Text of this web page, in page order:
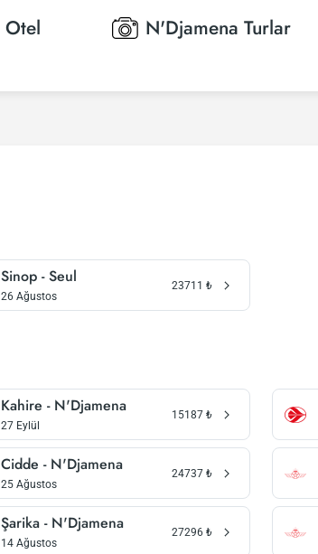
Otel N'Djamena Turlar
Sinop - Seul
26 Ağustos
23711 ₺
Kahire - N'Djamena
27 Eylül
15187 ₺
Cidde - N'Djamena
25 Ağustos
24737 ₺
Şarika - N'Djamena
14 Ağustos
27296 ₺